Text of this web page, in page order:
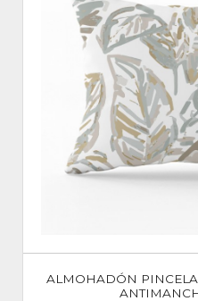
ALMOHADÓN